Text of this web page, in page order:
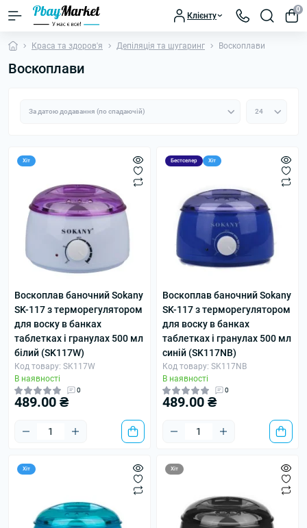
Клієнту
0
Краса та здоров'я Депіляція та шугаринг Воскоплави
Воскоплави
Хіт
Воскоплав баночний Sokany
SK-117 з терморегулятором
для воску в банках
таблетках і гранулах 500 мл
білий (SK117W)
Код товару: SK117W
В наявності
0
489.00 ₴
Бестселер Хіт
Воскоплав баночний Sokany
SK-117 з терморегулятором
для воску в банках
таблетках і гранулах 500 мл
синій (SK117NB)
Код товару: SK117NB
В наявності
0
489.00 ₴
Хіт Хіт